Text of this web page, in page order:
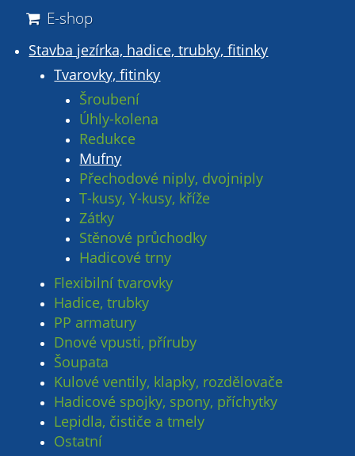
E-shop
Stavba jezírka, hadice, trubky, fitinky
Tvarovky, fitinky
Šroubení
Úhly-kolena
Redukce
Mufny
Přechodové niply, dvojniply
T-kusy, Y-kusy, kříže
Zátky
Stěnové průchodky
Hadicové trny
Flexibilní tvarovky
Hadice, trubky
PP armatury
Dnové vpusti, příruby
Šoupata
Kulové ventily, klapky, rozdělovače
Hadicové spojky, spony, příchytky
Lepidla, čističe a tmely
Ostatní